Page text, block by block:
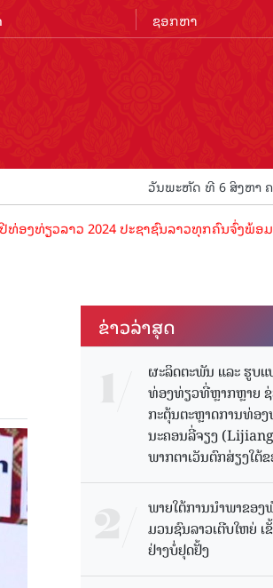
ວັນພະຫັດ ທີ 6 ສິງຫາ ຄ
2024 ປະຊາຊົນລາວທຸກຄົນຈົ່ງພ້ອມເປັນເຈົ້າ
ຂ່າວ​ລ່າ​ສຸດ
ຜະລິດຕະພັນ ແລະ ຮູບ
ທ່ອງທ່ຽວທີ່ຫຼາກຫຼາຍ
ກະຕຸ້ນຕະຫຼາດການທ່ອງ
ນະຄອນລີ່ຈຽງ
ພາກຕາເວັນຕົກສ່ຽງໃຕ້
ພາຍໃຕ້ການນໍາພາຂອງ
ມວນຊົນລາວເຕີບໃຫຍ່ ເ
ຢ່າງບໍ່ຢຸດຢັ້ງ